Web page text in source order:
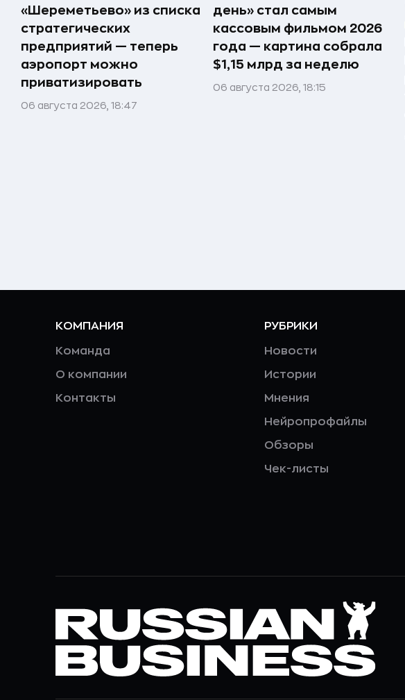
«Шереметьево» из списка
стратегических
предприятий — теперь
аэропорт можно
приватизировать
06 августа 2026, 18:47
день» стал самым
кассовым фильмом 2026
года — картина собрала
$1,15 млрд за неделю
06 августа 2026, 18:15
КОМПАНИЯ
Команда
О компании
Контакты
РУБРИКИ
Новости
Истории
Мнения
Нейропрофайлы
Обзоры
Чек-листы